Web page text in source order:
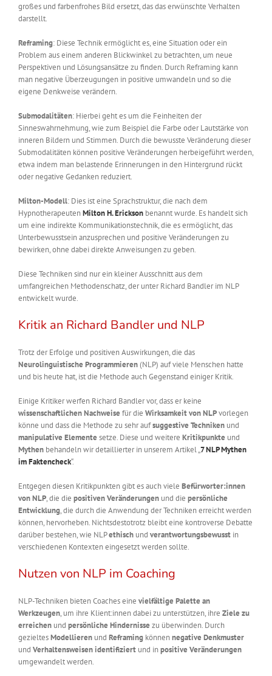
großes und farbenfrohes Bild ersetzt, das das erwünschte Verhalten
darstellt.
Reframing: Diese Technik ermöglicht es, eine Situation oder ein
Problem aus einem anderen Blickwinkel zu betrachten, um neue
Perspektiven und Lösungsansätze zu finden. Durch Reframing kann
man negative Überzeugungen in positive umwandeln und so die
eigene Denkweise verändern.
Submodalitäten: Hierbei geht es um die Feinheiten der
Sinneswahrnehmung, wie zum Beispiel die Farbe oder Lautstärke von
inneren Bildern und Stimmen. Durch die bewusste Veränderung dieser
Submodalitäten können positive Veränderungen herbeigeführt werden,
etwa indem man belastende Erinnerungen in den Hintergrund rückt
oder negative Gedanken reduziert.
Milton-Modell: Dies ist eine Sprachstruktur, die nach dem
HypnotherapeutenMilton H. Ericksonbenannt wurde. Es handelt sich
um eine indirekte Kommunikationstechnik, die es ermöglicht, das
Unterbewusstsein anzusprechen und positive Veränderungen zu
bewirken, ohne dabei direkte Anweisungen zu geben.
Diese Techniken sind nur ein kleiner Ausschnitt aus dem
umfangreichen Methodenschatz, der unter Richard Bandler im NLP
entwickelt wurde.
Kritik an Richard Bandler und NLP
Trotz der Erfolge und positiven Auswirkungen, die das
Neurolinguistische Programmieren(NLP) auf viele Menschen hatte
und bis heute hat, ist die Methode auch Gegenstand einiger Kritik.
Einige Kritiker werfen Richard Bandler vor, dass er keine
wissenschaftlichen Nachweise für die Wirksamkeit von NLPvorlegen
könne und dass die Methode zu sehr aufsuggestive Technikenund
manipulative Elemente setze. Diese und weitere Kritikpunkte und
Mythenbehandeln wir detaillierter in unserem Artikel „7 NLP Mythen
im Faktencheck“.
Entgegen diesen Kritikpunkten gibt es auch viele Befürworter:innen
von NLP, die die positiven Veränderungenund die persönliche
Entwicklung, die durch die Anwendung der Techniken erreicht werden
können, hervorheben. Nichtsdestotrotz bleibt eine kontroverse Debatte
darüber bestehen, wie NLPethischund verantwortungsbewusstin
verschiedenen Kontexten eingesetzt werden sollte.
Nutzen von NLP im Coaching
NLP-Techniken bieten Coaches eine vielfältige Palette an
Werkzeugen, um ihre Klient:innen dabei zu unterstützen, ihre Ziele zu
erreichenund persönliche Hindernisse zu überwinden. Durch
gezieltesModellierenund Reframingkönnennegative Denkmuster
und Verhaltensweisenidentifiziertund inpositive Veränderungen
umgewandelt werden.